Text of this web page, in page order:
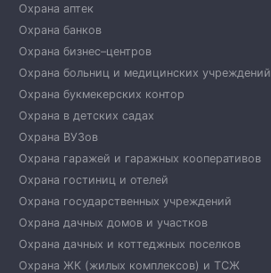
Охрана аптек
Охрана банков
Охрана бизнес–центров
Охрана больниц и медицинских учреждений
Охрана букмекерских контор
Охрана в детских садах
Охрана ВУЗов
Охрана гаражей и гаражных кооперативов
Охрана гостиниц и отелей
Охрана государственных учреждений
Охрана дачных домов и участков
Охрана дачных и коттеджных поселков
Охрана ЖК (жилых комплексов) и ТСЖ